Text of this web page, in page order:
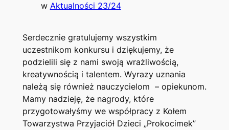
w Aktualności 23/24
Serdecznie gratulujemy wszystkim
uczestnikom konkursu i dziękujemy, że
podzielili się z nami swoją wrażliwością,
kreatywnością i talentem. Wyrazy uznania
należą się również nauczycielom – opiekunom.
Mamy nadzieję, że nagrody, które
przygotowałyśmy we współpracy z Kołem
Towarzystwa Przyjaciół Dzieci „Prokocimek”